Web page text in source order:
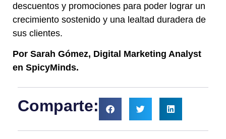
descuentos y promociones para poder lograr un
crecimiento sostenido y una lealtad duradera de
sus clientes.
Por Sarah Gómez, Digital Marketing Analyst
en SpicyMinds.
Comparte: